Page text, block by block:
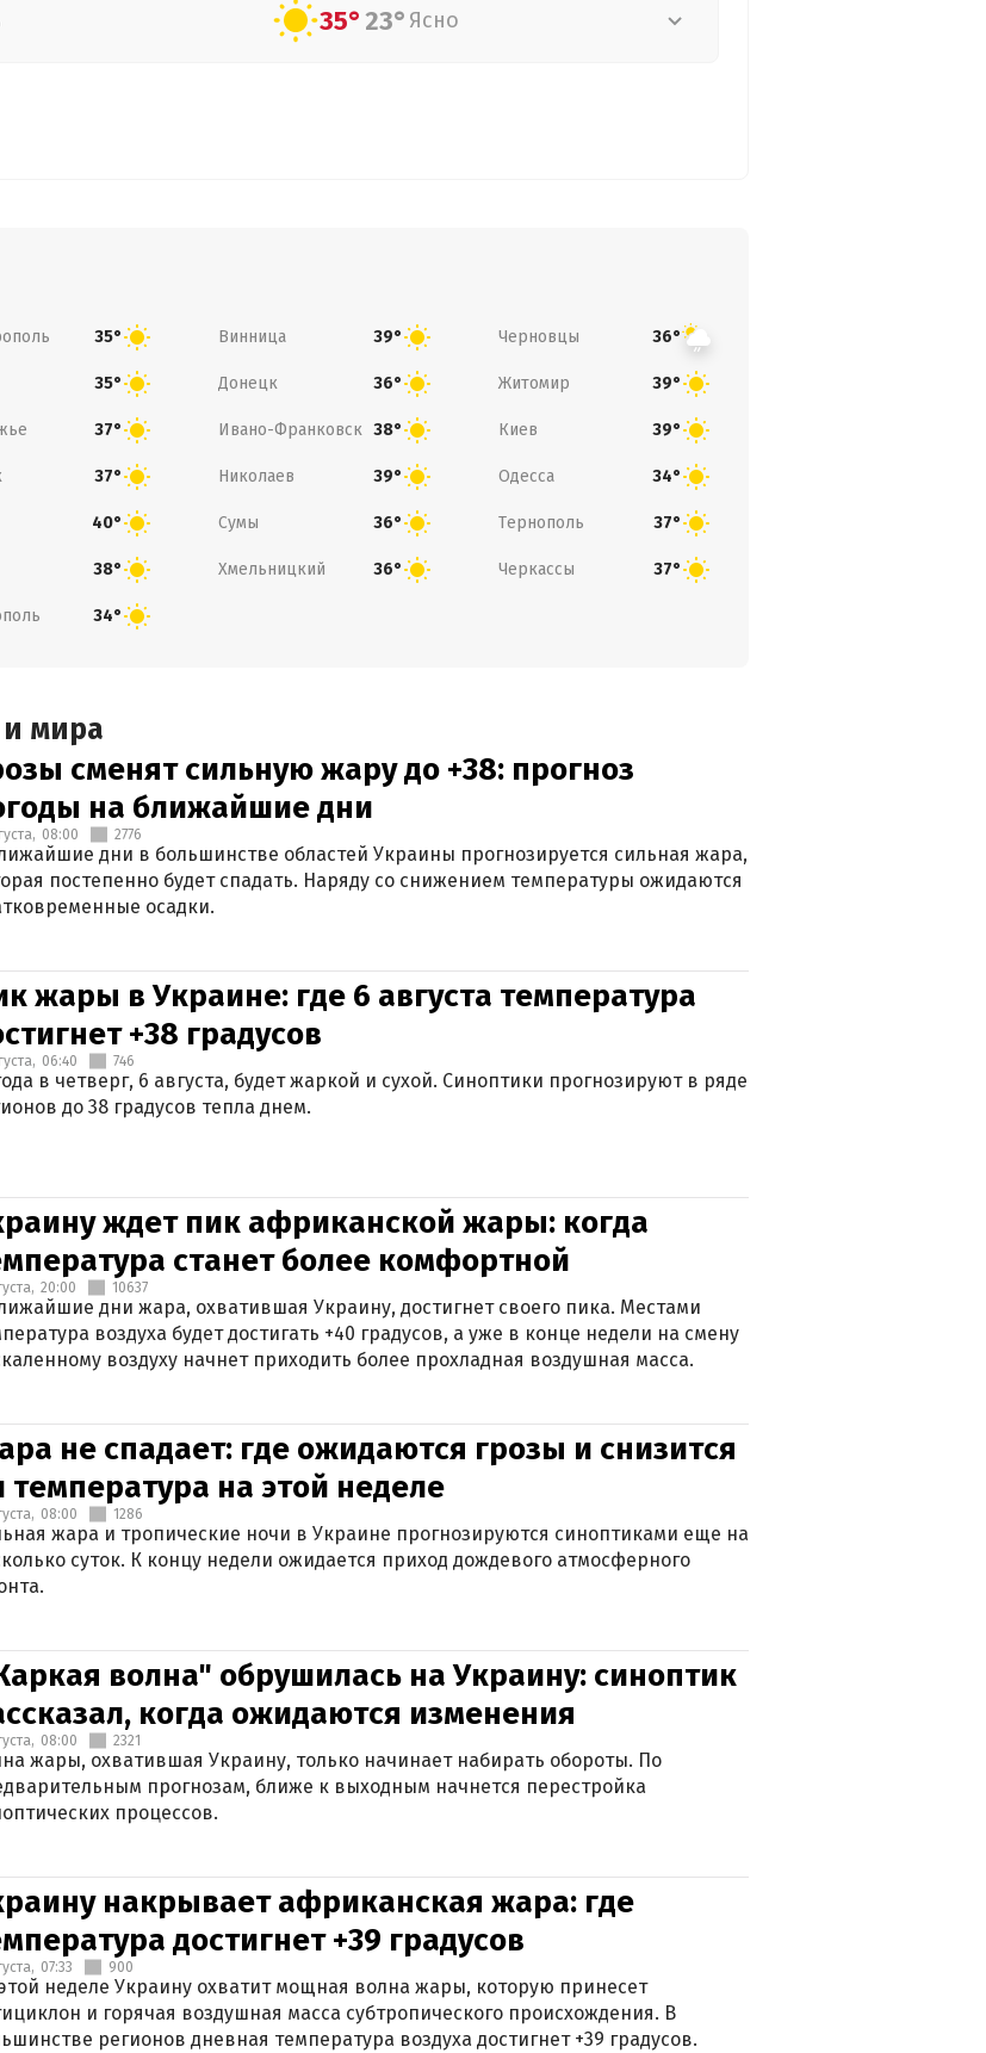
35°23° Ясно
35° Винница 39° Черновцы 36°
35° Донецк 36° Житомир 39°
37° Ивано-Франковск 38° Киев 39°
37° Николаев 39° Одесса 34°
40° Сумы 36° Тернополь 37°
38° Хмельницкий 36° Черкассы 37°
34°
мира
сменят сильную жару до +38: прогноз
на ближайшие дни
08:00 2776
дни в большинстве областей Украины прогнозируется сильная жара,
постепенно будет спадать. Наряду со снижением температуры ожидаются
осадки.
жары в Украине: где 6 августа температура
+38 градусов
06:40 746
в четверг, 6 августа, будет жаркой и сухой. Синоптики прогнозируют в ряде
до 38 градусов тепла днем.
ждет пик африканской жары: когда
станет более комфортной
20:00 10637
дни жара, охватившая Украину, достигнет своего пика. Местами
воздуха будет достигать +40 градусов, а уже в конце недели на смену
воздуху начнет приходить более прохладная воздушная масса.
не спадает: где ожидаются грозы и снизится
температура на этой неделе
08:00 1286
жара и тропические ночи в Украине прогнозируются синоптиками еще на
суток. К концу недели ожидается приход дождевого атмосферного
волна" обрушилась на Украину: синоптик
когда ожидаются изменения
08:00 2321
жары, охватившая Украину, только начинает набирать обороты. По
прогнозам, ближе к выходным начнется перестройка
процессов.
накрывает африканская жара: где
достигнет +39 градусов
07:33 900
неделе Украину охватит мощная волна жары, которую принесет
и горячая воздушная масса субтропического происхождения. В
регионов дневная температура воздуха достигнет +39 градусов.